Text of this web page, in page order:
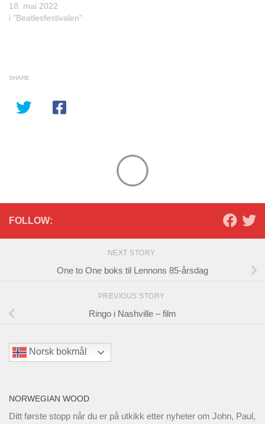
18. mai 2022
i "Beatlesfestivalen"
SHARE
FOLLOW:
NEXT STORY
One to One boks til Lennons 85-årsdag
PREVIOUS STORY
Ringo i Nashville – film
Norsk bokmål
NORWEGIAN WOOD
Ditt første stopp når du er på utkikk etter nyheter om John, Paul,